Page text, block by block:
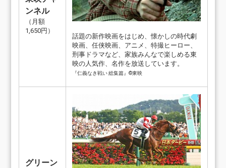
ンネル
（月額
1,650円）
話題の新作映画をはじめ、懐かしの時代劇
映画、任侠映画、アニメ、特撮ヒーロー、
刑事ドラマなど、家族みんなで楽しめる東
映の人気作、名作を放送しています。
『仁義なき戦い 総集篇』©東映
グリーン